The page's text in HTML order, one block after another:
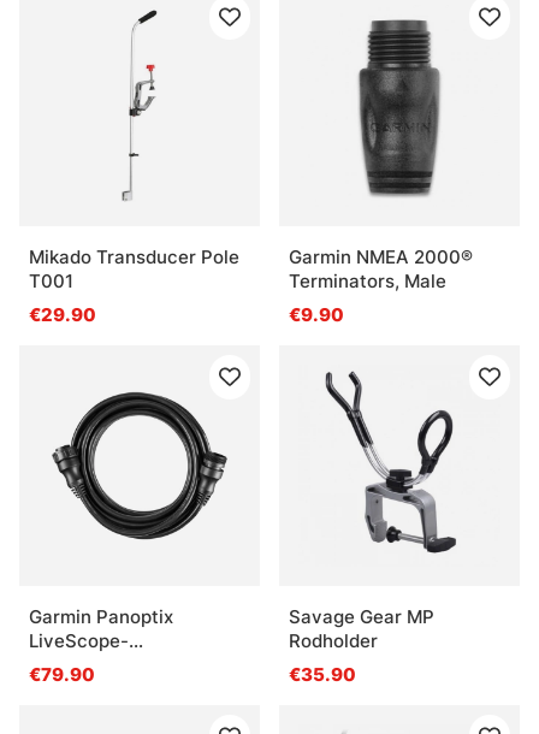
Mikado Transducer Pole
T001
€29.90
Garmin NMEA 2000®
Terminators, Male
€9.90
Garmin Panoptix
LiveScope-
förlängningskabel till
givare 3 m (21-polig)
€79.90
Savage Gear MP
Rodholder
€35.90